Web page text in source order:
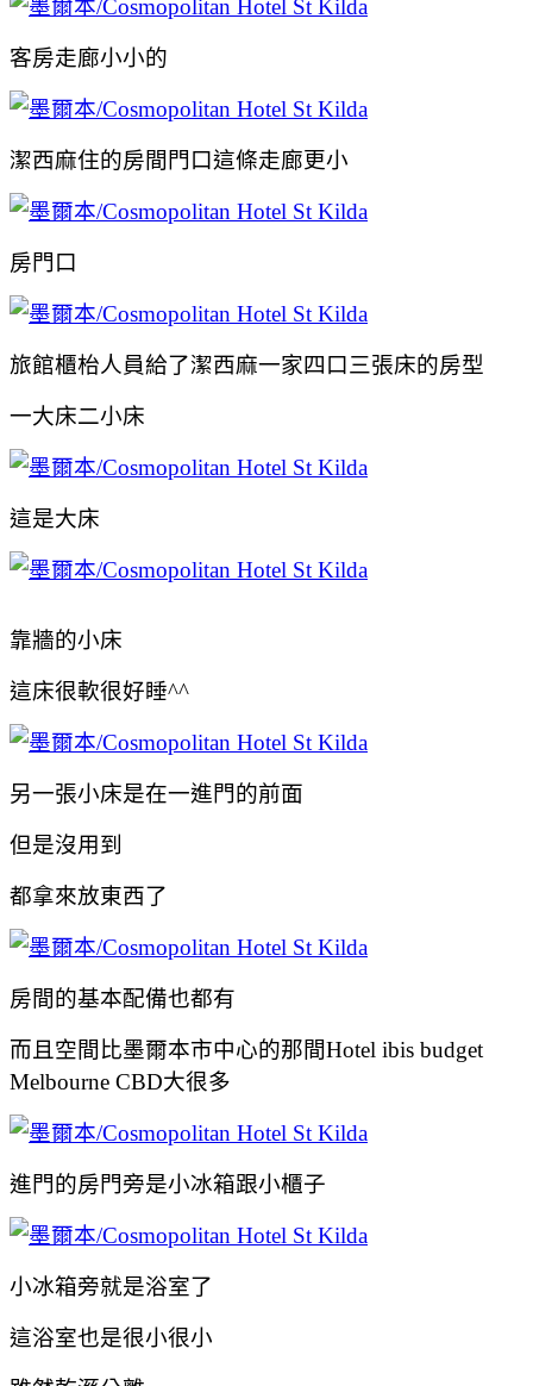
客房走廊小小的
潔西麻住的房間門口這條走廊更小
房門口
旅館櫃枱人員給了潔西麻一家四口三張床的房型
一大床二小床
這是大床
靠牆的小床
這床很軟很好睡^^
另一張小床是在一進門的前面
但是沒用到
都拿來放東西了
房間的基本配備也都有
而且空間比墨爾本市中心的那間Hotel ibis budget
Melbourne CBD大很多
進門的房門旁是小冰箱跟小櫃子
小冰箱旁就是浴室了
這浴室也是很小很小